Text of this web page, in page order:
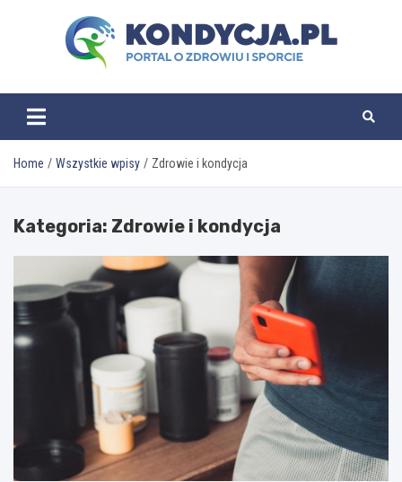
kondycja.pl
Home Wszystkie wpisy Zdrowie i kondycja
Kategoria: Zdrowie i kondycja